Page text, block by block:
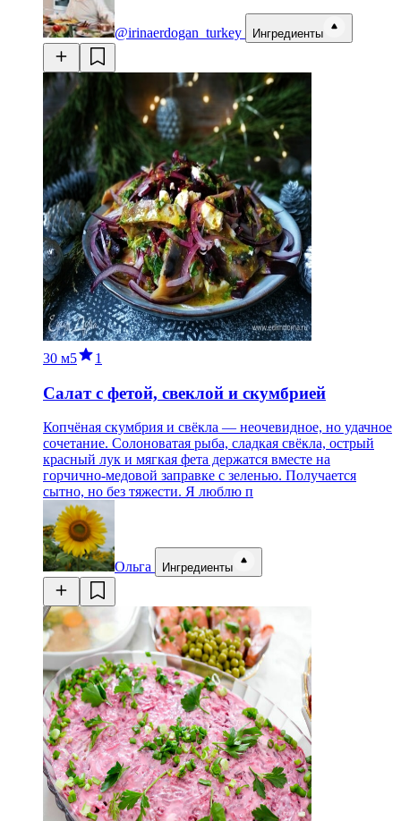
@irinaerdogan_turkey Ингредиенты
30 м5 1
Салат с фетой, свеклой и скумбрией
Копчёная скумбрия и свёкла — неочевидное, но удачное
сочетание. Солоноватая рыба, сладкая свёкла, острый
красный лук и мягкая фета держатся вместе на
горчично-медовой заправке с зеленью. Получается
сытно, но без тяжести. Я люблю п
Ольга Ингредиенты